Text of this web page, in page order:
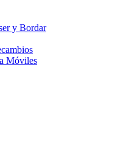
y Bordar
Móviles